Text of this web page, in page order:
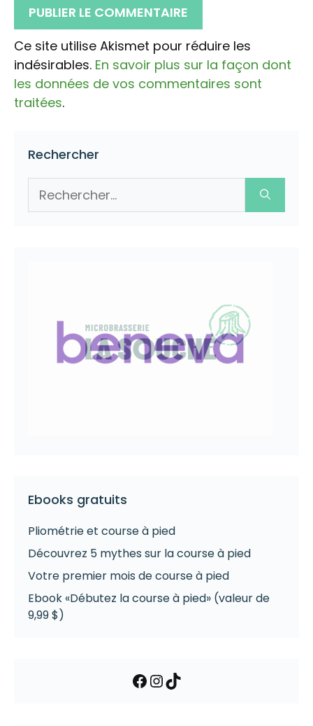
Ce site utilise Akismet pour réduire les
indésirables. En savoir plus sur la façon dont
les données de vos commentaires sont
traitées.
Rechercher
Ebooks gratuits
Pliométrie et course à pied
Découvrez 5 mythes sur la course à pied
Votre premier mois de course à pied
Ebook «Débutez la course à pied» (valeur de
9,99 $)
Facebook
Instagram
TikTok